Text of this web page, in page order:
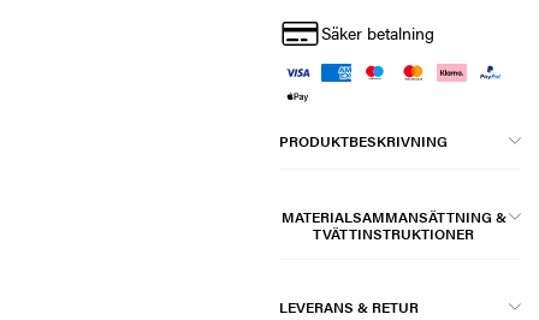
Säker betalning
PRODUKTBESKRIVNING
MATERIALSAMMANSÄTTNING &
TVÄTTINSTRUKTIONER
LEVERANS & RETUR